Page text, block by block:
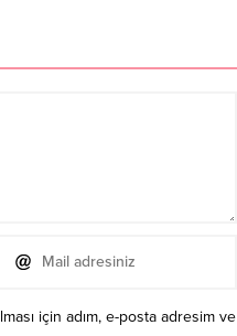
için adım, e-posta adresim ve